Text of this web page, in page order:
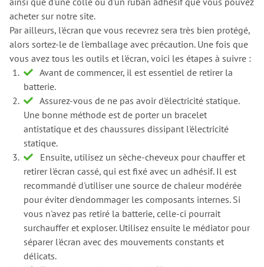
acheter sur notre site.
Par ailleurs, l'écran que vous recevrez sera très bien protégé,
alors sortez-le de l'emballage avec précaution. Une fois que
vous avez tous les outils et l'écran, voici les étapes à suivre :
Avant de commencer, il est essentiel de retirer la
batterie.
Assurez-vous de ne pas avoir d'électricité statique.
Une bonne méthode est de porter un bracelet
antistatique et des chaussures dissipant l'électricité
statique.
Ensuite, utilisez un sèche-cheveux pour chauffer et
retirer l'écran cassé, qui est fixé avec un adhésif. Il est
recommandé d'utiliser une source de chaleur modérée
pour éviter d'endommager les composants internes. Si
vous n'avez pas retiré la batterie, celle-ci pourrait
surchauffer et exploser. Utilisez ensuite le médiator pour
séparer l'écran avec des mouvements constants et
délicats.